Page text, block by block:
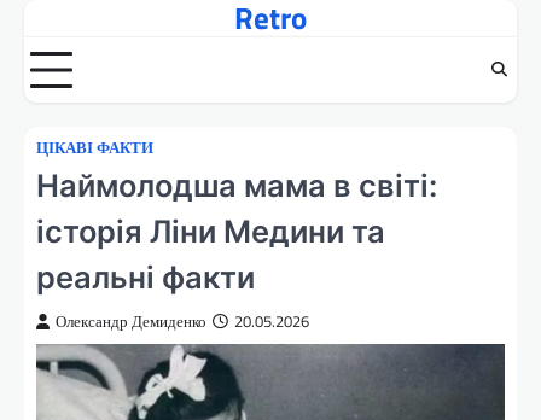
вмісту
Retro
ЦІКАВІ ФАКТИ
Наймолодша мама в світі:
історія Ліни Медини та
реальні факти
Олександр Демиденко 20.05.2026